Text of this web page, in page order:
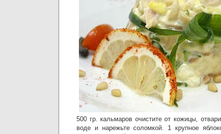
500 гр. кальмаров очистите от кожицы,
воде и нарежьте соломкой. 1 крупное